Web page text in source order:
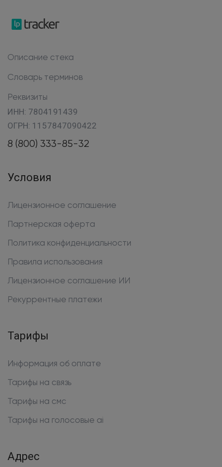
Описание стека
Словарь терминов
Реквизиты
ИНН: 7804191439
ОГРН: 1157847090422
8 (800) 333-85-32
Условия
Лицензионное соглашение
Партнерская оферта
Политика конфиденциальности
Правила использования
Лицензионное соглашение ИИ
Рекуррентные платежи
Тарифы
Информация об оплате
Тарифы на связь
Тарифы на смс
Тарифы на голосовые ai
Адрес